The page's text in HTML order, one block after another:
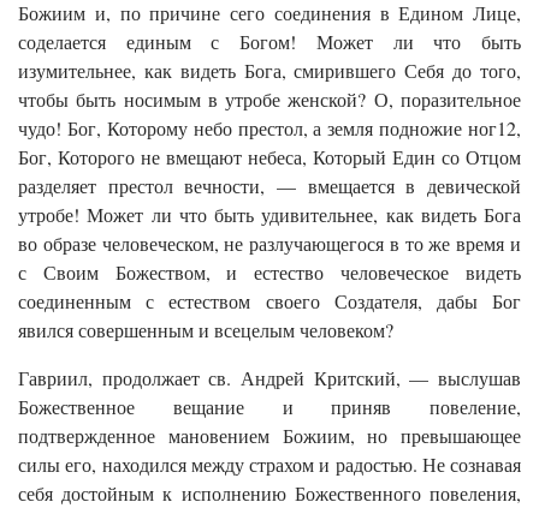
Божиим и, по причине сего соединения в Едином Лице,
соделается единым с Богом! Может ли что быть
изумительнее, как видеть Бога, смирившего Себя до того,
чтобы быть носимым в утробе женской? О, поразительное
чудо! Бог, Которому небо престол, а земля подножие ног12,
Бог, Которого не вмещают небеса, Который Един со Отцом
разделяет престол вечности, — вмещается в девической
утробе! Может ли что быть удивительнее, как видеть Бога
во образе человеческом, не разлучающегося в то же время и
с Своим Божеством, и естество человеческое видеть
соединенным с естеством своего Создателя, дабы Бог
явился совершенным и всецелым человеком?
Гавриил, продолжает св. Андрей Критский, — выслушав
Божественное вещание и приняв повеление,
подтвержденное мановением Божиим, но превышающее
силы его, находился между страхом и радостью. Не сознавая
себя достойным к исполнению Божественного повеления,